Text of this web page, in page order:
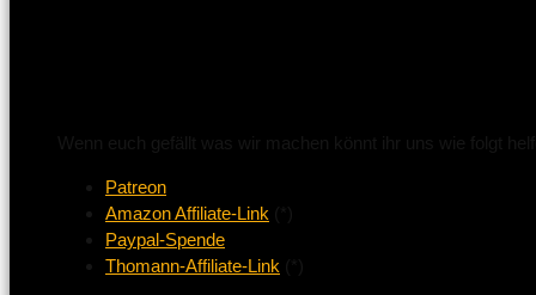
Patreon
Amazon Affiliate-Link
Paypal-Spende
Thomann-Affiliate-Link